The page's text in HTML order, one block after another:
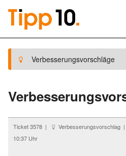
Verbesserungsvorschläge
Ticket 3578 | Verbesserungsvorschlag |
10:37 Uhr